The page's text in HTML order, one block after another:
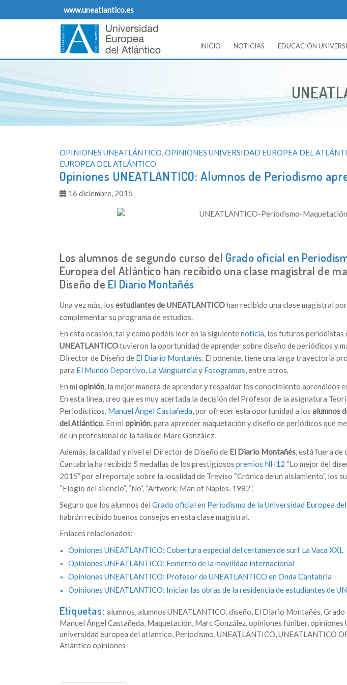
www.uneatlantico.es
Opiniones Universidad Europea del Atlantico
Blog de opiniones, noticias y comentarios sobre UNEATLANTICO (Universidad
INICIO NOTICIAS EDUCACIÓN
OPINIONES UNEATLÁNTICO,OPINIONES UNIVERSIDAD EUROPEA DEL
EUROPEA DEL ATLÁNTICO
Opiniones UNEATLANTICO: Alumnos de Periodismo
16 diciembre, 2015
Los alumnos de segundo curso del Grado oficial en
Europea del Atlántico han recibido una clase magistral de
Diseño de El Diario Montañés
Una vez más, los estudiantes de UNEATLANTICOhan recibido una clase magistral
complementar su programa de estudios.
En esta ocasión, tal y como podéis leer en la siguientenoticia, los futuros periodistas
UNEATLANTICOtuvieron la oportunidad de aprender sobre diseño de periódicos y
Director de Diseño de El Diario Montañés. El ponente, tiene una larga trayectoria
para El Mundo Deportivo, La Vanguardia y Fotogramas, entre otros.
En mi opinión, la mejor manera de aprender y respaldar los conocimiento aprendidos
En esta línea, creo que es muy acertada la decisión del Profesor de la asignatura
Periodísticos, Manuel Ángel Castañeda, por ofrecer esta oportunidad a los alumnos
del Atlántico. En mi opinión, para aprender maquetación y diseño de periódicos qué
de un profesional de la talla de Marc González.
Además, la calidad y nivel el Director de Diseño de El Diario Montañés, está fuera de
Cantabria ha recibido 5 medallas de los prestigiosos premios NH12 “Lo mejor del
2015” por el reportaje sobre la localidad de Treviso “Crónica de un aislamiento”, los
“Elogio del silencio”, “No”, “Artwork: Man of Naples. 1982”.
Seguro que los alumnos del Grado oficial en Periodismo de la Universidad Europea
habrán recibido buenos consejos en esta clase magistral.
Enlaces relacionados:
Opiniones UNEATLANTICO: Cobertura especial del certamen de surf La Vaca XXL
Opiniones UNEATLANTICO: Fomento de la movilidad internacional
Opiniones UNEATLANTICO: Profesor de UNEATLANTICO en Onda Cantabria
Opiniones UNEATLANTICO: Inician las obras de la residencia de estudiantes de
Etiquetas:alumnos,alumnos UNEATLANTICO,diseño, El Diario Montañés,Grado
Manuel Ángel Castañeda, Maquetación, Marc González,opiniones funiber,opiniones
universidad europea del atlantico, Periodismo,UNEATLANTICO,UNEATLANTICO
Atlántico opiniones